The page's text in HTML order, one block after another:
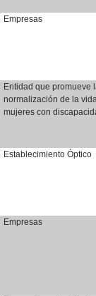
Empresas
Entidad que promueve
normalización de la
mujeres con
Establecimiento Óptico
Empresas